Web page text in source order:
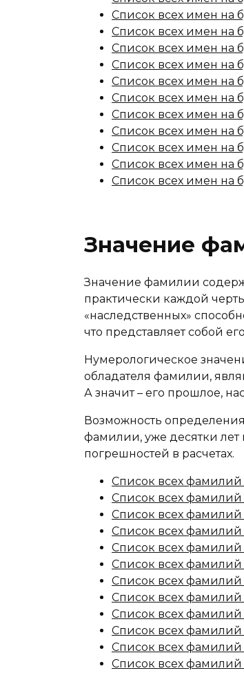
Список всех имен на
Список всех имен на
Список всех имен на
Список всех имен на
Список всех имен на
Список всех имен на
Список всех имен на
Список всех имен на
Список всех имен на
Список всех имен на
Список всех имен на
Значение
Значение фамилии
практически каждой
«наследственных»
что представляет собой
Нумерологическое
обладателя фамилии,
А значит – его прошлое,
Возможность
фамилии, уже десятки
погрешностей в расчетах.
Список всех фамилий
Список всех фамилий
Список всех фамилий
Список всех фамилий
Список всех фамилий
Список всех фамилий
Список всех фамилий
Список всех фамилий
Список всех фамилий
Список всех фамилий
Список всех фамилий
Список всех фамилий